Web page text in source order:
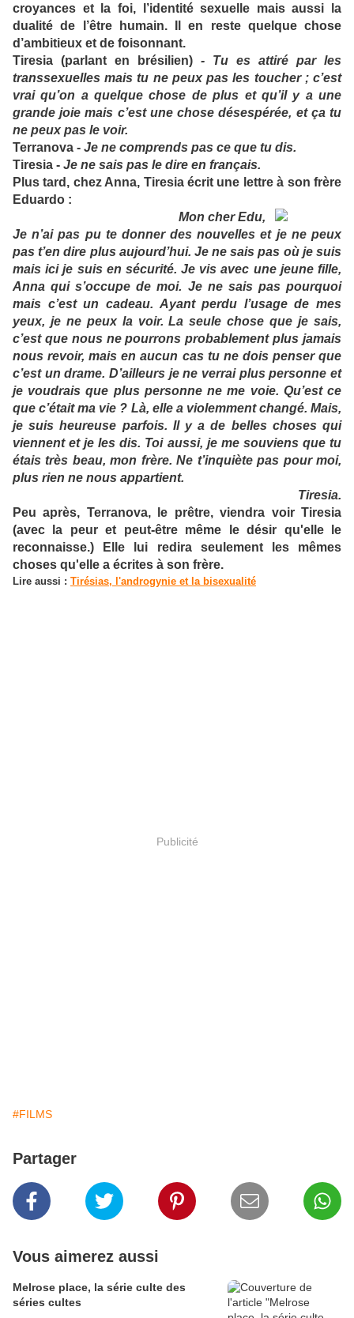
croyances et la foi, l’identité sexuelle mais aussi la
dualité de l’être humain. Il en reste quelque chose
d’ambitieux et de foisonnant.
Tiresia (parlant en brésilien) - Tu es attiré par les
transsexuelles mais tu ne peux pas les toucher ; c’est
vrai qu’on a quelque chose de plus et qu’il y a une
grande joie mais c’est une chose désespérée, et ça tu
ne peux pas le voir.
Terranova - Je ne comprends pas ce que tu dis.
Tiresia - Je ne sais pas le dire en français.
Plus tard, chez Anna, Tiresia écrit une lettre à son frère
Eduardo :
Mon cher Edu,
Je n’ai pas pu te donner des nouvelles et je ne peux
pas t’en dire plus aujourd’hui. Je ne sais pas où je suis
mais ici je suis en sécurité. Je vis avec une jeune fille,
Anna qui s’occupe de moi. Je ne sais pas pourquoi
mais c’est un cadeau. Ayant perdu l’usage de mes
yeux, je ne peux la voir. La seule chose que je sais,
c’est que nous ne pourrons probablement plus jamais
nous revoir, mais en aucun cas tu ne dois penser que
c’est un drame. D’ailleurs je ne verrai plus personne et
je voudrais que plus personne ne me voie. Qu’est ce
que c’était ma vie ? Là, elle a violemment changé. Mais,
je suis heureuse parfois. Il y a de belles choses qui
viennent et je les dis. Toi aussi, je me souviens que tu
étais très beau, mon frère. Ne t’inquiète pas pour moi,
plus rien ne nous appartient.
Tiresia.
Peu après, Terranova, le prêtre, viendra voir Tiresia
(avec la peur et peut-être même le désir qu'elle le
reconnaisse.) Elle lui redira seulement les mêmes
choses qu'elle a écrites à son frère.
Lire aussi : Tirésias, l'androgynie et la bisexualité
Publicité
#FILMS
Partager
Vous aimerez aussi
Melrose place, la série culte des
séries cultes